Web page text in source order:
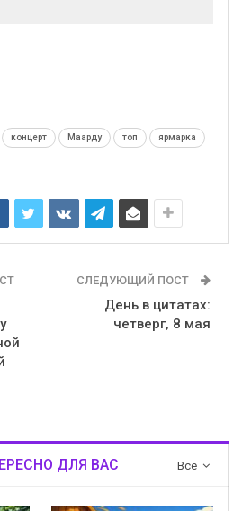
концерт Маарду топ ярмарка
СЛЕДУЮЩИЙ ПОСТ
День в цитатах:
четверг, 8 мая
Все
ДЛЯ ВАС